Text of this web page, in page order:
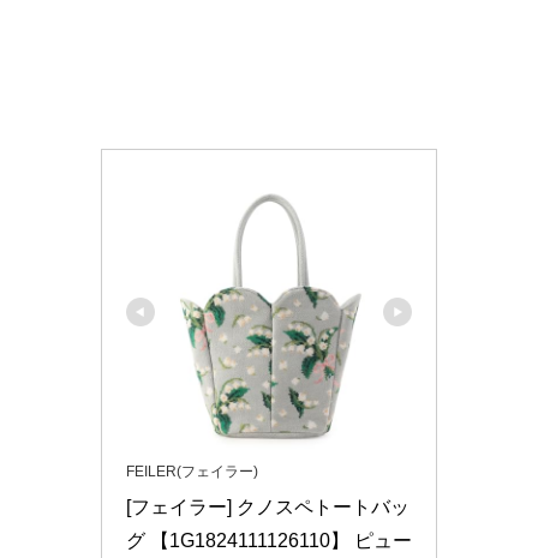
FEILER(フェイラー)
[フェイラー] クノスペトートバッ
グ 【1G1824111126110】 ピュー